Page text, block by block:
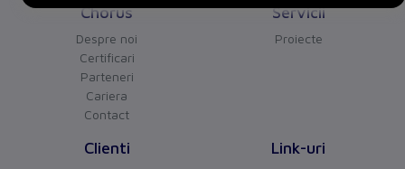
Chorus
Despre noi
Certificari
Parteneri
Cariera
Contact
Servicii
Proiecte
Clienti Link-uri